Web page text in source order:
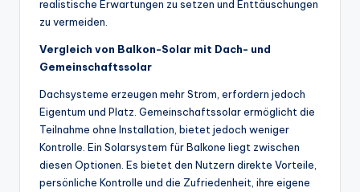
realistische Erwartungen zu setzen und Enttäuschungen
zu vermeiden.
Vergleich von Balkon-Solar mit Dach- und
Gemeinschaftssolar
Dachsysteme erzeugen mehr Strom, erfordern jedoch
Eigentum und Platz. Gemeinschaftssolar ermöglicht die
Teilnahme ohne Installation, bietet jedoch weniger
Kontrolle. Ein Solarsystem für Balkone liegt zwischen
diesen Optionen. Es bietet den Nutzern direkte Vorteile,
persönliche Kontrolle und die Zufriedenheit, ihre eigene